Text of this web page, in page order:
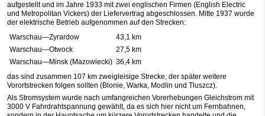
aufgestellt und im Jahre 1933 mit zwei englischen Firmen (English Electric
und Metropolitan Vickers) der Liefervertrag abgeschlossen. Mitte 1937 wurde
der elektrische Betrieb aufgenommen auf den Strecken:
Warschau—Zyrardow
43,1 km
Warschau—Otwock
27,5 km
Warschau—Minsk (Mazowiecki) 36,4 km
das sind zusammen 107 km zweigleisige Strecke, der später weitere
Vorortstrecken folgen sollten (Blonie, Warka, Modlin und Tluszcz).
Als Stromsystem wurde nach umfangreichen Vorerhebungen Gleichstrom mit
3000 V Fahrdrahtspannung gewählt, da es sich hier nicht um Fernbahnen,